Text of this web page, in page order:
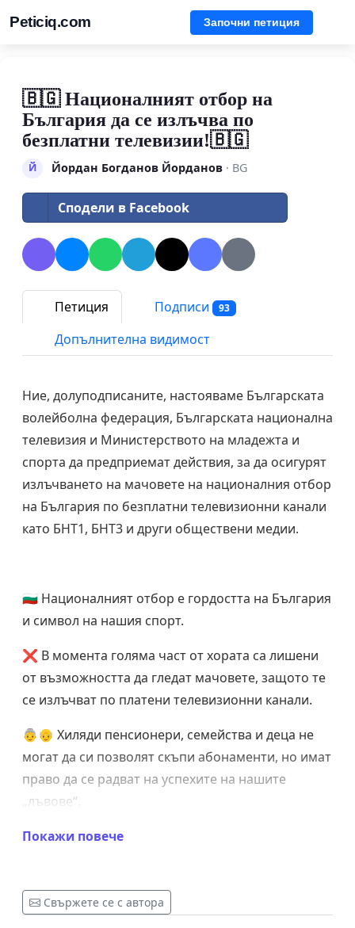
Peticiq.com Започни петиция
🇧🇬 Националният отбор на
България да се излъчва по
безплатни телевизии!🇧🇬
Й Йордан Богданов Йорданов· BG
Сподели в Facebook
Петиция Подписи 93
Допълнителна видимост
Ние, долуподписаните, настояваме Българската
волейболна федерация, Българската национална
телевизия и Министерството на младежта и
спорта да предприемат действия, за да осигурят
излъчването на мачовете на националния отбор
на България по безплатни телевизионни канали
като БНТ1, БНТ3 и други обществени медии.
🇧🇬 Националният отбор е гордостта на България
и символ на нашия спорт.
❌ В момента голяма част от хората са лишени
от възможността да гледат мачовете, защото те
се излъчват по платени телевизионни канали.
👵👴 Хиляди пенсионери, семейства и деца не
могат да си позволят скъпи абонаменти, но имат
право да се радват на успехите на нашите
„лъвове“.
трябва да зависи от доходите на хората.
Покажи повече
Свържете се с автора